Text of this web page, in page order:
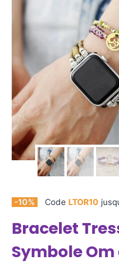
-10% Code LTOR10
Bracelet
Symbole Om